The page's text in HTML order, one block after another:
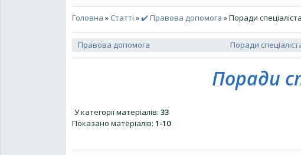
Головна » Статті »✔️ Правова допомога » Поради спеціаліста
Правова допомога Поради
Поради
У категорії матеріалів: 33
Показано матеріалів: 1-10